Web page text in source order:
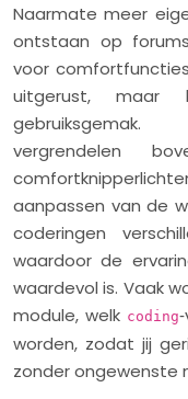
Naarmate meer
ontstaan op
voor
uitgerust, maar
vergrendelen
aanpassen van de
coderingen
waardoor de
waardevol is. Vaak
module, welk coding
worden, zodat jij
zonder ongewenste